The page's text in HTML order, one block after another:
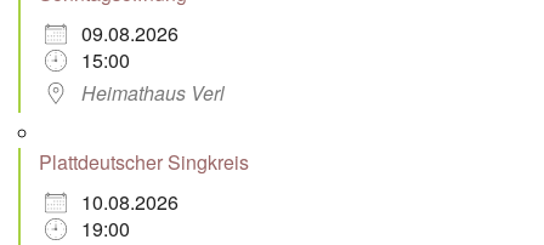
09.08.2026
15:00
Heimathaus Verl
Plattdeutscher Singkreis
10.08.2026
19:00